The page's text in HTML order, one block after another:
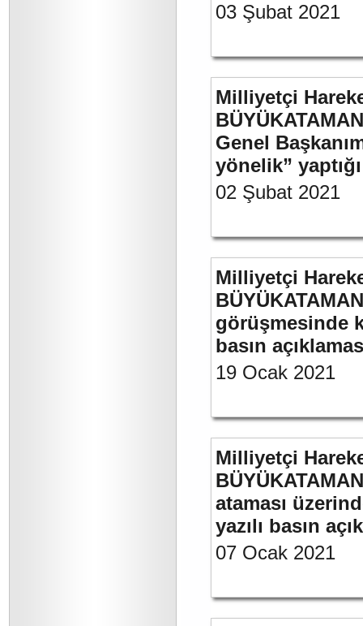
03 Şubat 2021
Milliyetçi
Genel
yönelik”
02 Şubat 2021
Milliyetçi
görüşmesinde
basın
19 Ocak 2021
Milliyetçi
ataması
yazılı basın
07 Ocak 2021